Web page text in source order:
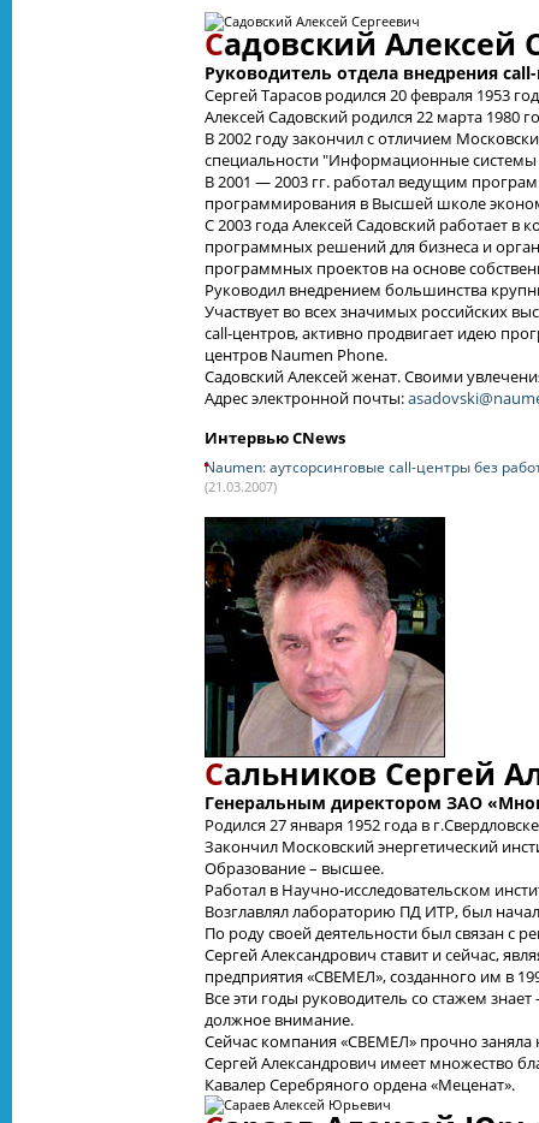
Садовский Алексей
Руководитель отдела внедрения
Сергей Тарасов родился 20 февраля 1953
Алексей Садовский родился 22 марта 1980
В 2002 году закончил с отличием
специальности "Информационные
В 2001 — 2003 гг. работал ведущим
программирования в Высшей школе
C 2003 года Алексей Садовский работает
программных решений для бизнеса и
программных проектов на основе
Руководил внедрением большинства
Участвует во всех значимых российских
call-центров, активно продвигает идею
центров Naumen Phone.
Садовский Алексей женат. Своими
Адрес электронной почты:
Интервью CNews
Naumen: аутсорсинговые call-центры без
(21.03.2007)
Сальников Сергей
Генеральным директором ЗАО
Родился 27 января 1952 года в г.Свердловске
Закончил Московский энергетический
Образование – высшее.
Работал в Научно-исследовательском
Возглавлял лабораторию ПД ИТР, был
По роду своей деятельности был связан с
Сергей Александрович ставит и сейчас,
предприятия «СВЕМЕЛ», созданного им в
Все эти годы руководитель со стажем
должное внимание.
Сейчас компания «СВЕМЕЛ» прочно заняла
Сергей Александрович имеет множество
Кавалер Серебряного ордена «Меценат».